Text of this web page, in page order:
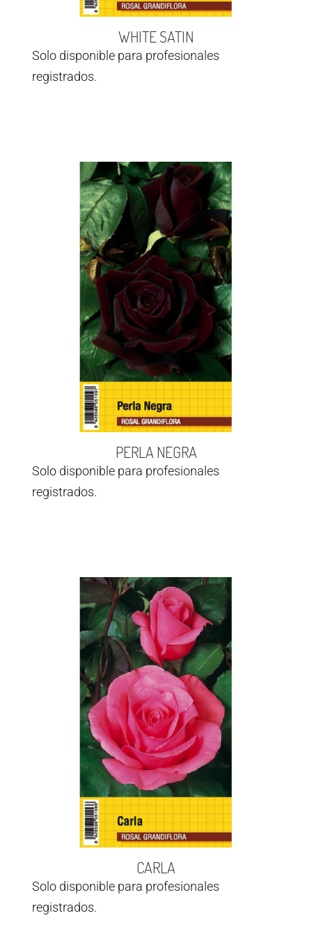
WHITE SATIN
Solo disponible para profesionales
registrados.
PERLA NEGRA
Solo disponible para profesionales
registrados.
CARLA
Solo disponible para profesionales
registrados.